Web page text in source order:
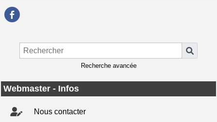
Recherche avancée
Webmaster - Infos
Nous contacter